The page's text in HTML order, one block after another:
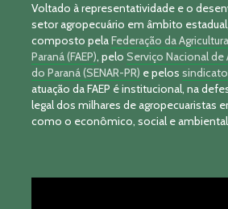
Voltado à representatividade e o
setor agropecuário em âmbito
composto pelaFederação da
Paraná (FAEP), pelo Serviço Nacional de
do Paraná (SENAR-PR) e pelos
atuação da FAEP é institucional, na
legal dos milhares de agropecuaristas
como o econômico, social e